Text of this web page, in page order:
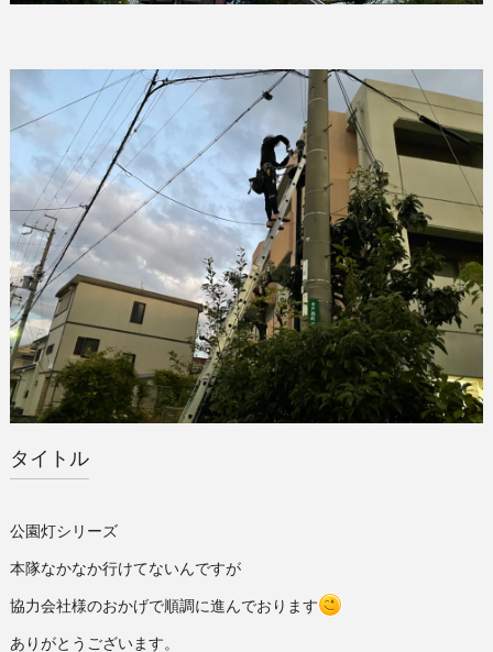
タイトル
公園灯シリーズ
本隊なかなか行けてないんですが
協力会社様のおかげで順調に進んでおります
ありがとうございます。